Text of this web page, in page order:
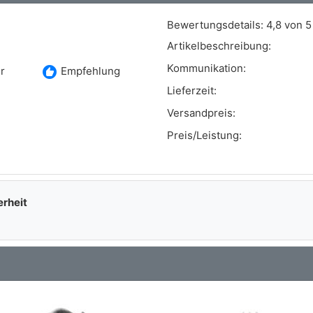
recommend Empfehlung
Bewertungsdetails: 4,8 von 5
Artikelbeschreibung:
Kommunikation:
Lieferzeit:
Versandpreis:
Preis/Leistung: